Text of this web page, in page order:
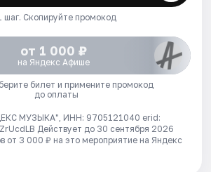
шаг. Скопируйте промокод
от 1 000 ₽
на Яндекс Афише
билет и примените промокод
до оплаты
МУЗЫКА", ИНН: 9705121040 erid:
Действует до 30 сентября 2026
от 3 000 ₽ на это мероприятие на Яндекс